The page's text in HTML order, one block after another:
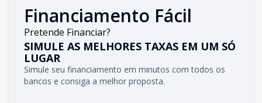
Financiamento Fácil
Pretende Financiar?
SIMULE AS MELHORES TAXAS EM UM SÓ
LUGAR
Simule seu financiamento em minutos com todos os
bancos e consiga a melhor proposta.